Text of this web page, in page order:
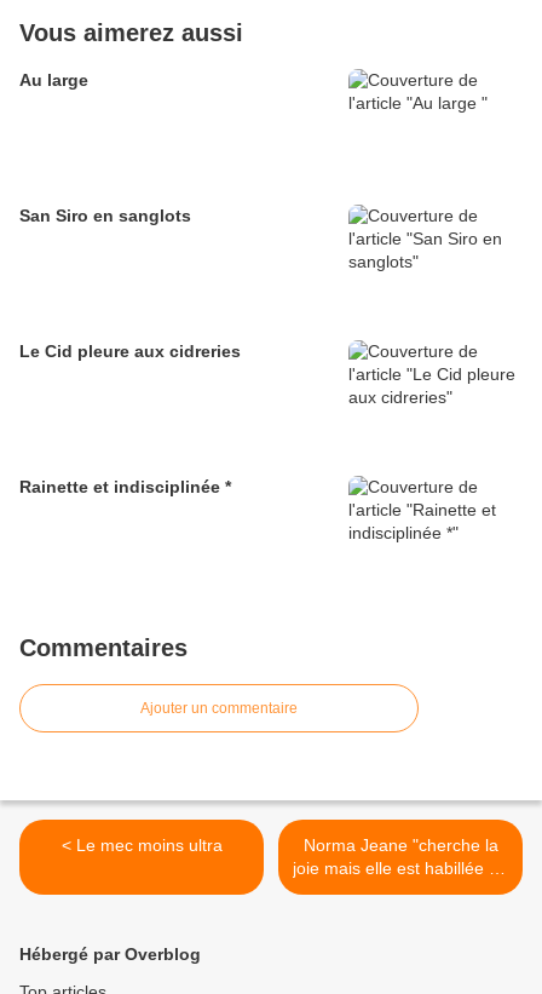
Vous aimerez aussi
Au large
San Siro en sanglots
Le Cid pleure aux cidreries
Rainette et indisciplinée *
Commentaires
Ajouter un commentaire
< Le mec moins ultra
Norma Jeane "cherche la
joie mais elle est habillée de
chagrin" >
Hébergé par Overblog